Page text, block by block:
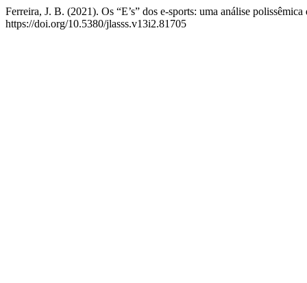
Ferreira, J. B. (2021). Os “E’s” dos e-sports: uma análise
https://doi.org/10.5380/jlasss.v13i2.81705